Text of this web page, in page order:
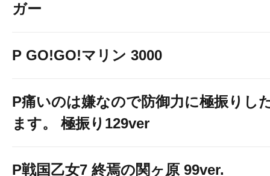
ガー
P GO!GO!マリン 3000
P痛いのは嫌なので防御力に極振りし
ます。 極振り129ver
P戦国乙女7 終焉の関ヶ原 99ver.